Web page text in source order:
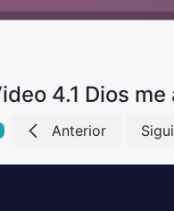
Anterior